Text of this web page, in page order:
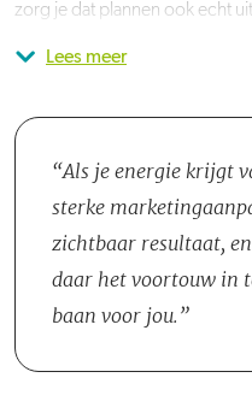
zorg je dat plannen ook echt
Je ontwikkelt strategieën,
kanalen en stuur je bij op basis
Samen met je collega's en
opleveren. Jij hebt de regie in
Lees meer
Als je energie krijgt
sterke
zichtbaar resultaat,
daar het voortouw in
baan voor jou.